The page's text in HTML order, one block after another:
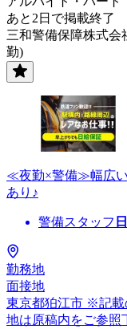
あと2日で掲載終了
三和警備保障株式会
勤)
≪夜勤×警備≫幅広い
あり♪
警備スタッフ
勤務地
面接地
東京都狛江市 ※記載
地は原稿内をご参照